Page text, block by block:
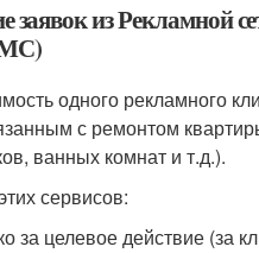
заявок из Рекламной
одного рекламного
с ремонтом
ванных комнат и т.д.).
сервисов:
за целевое действие (за